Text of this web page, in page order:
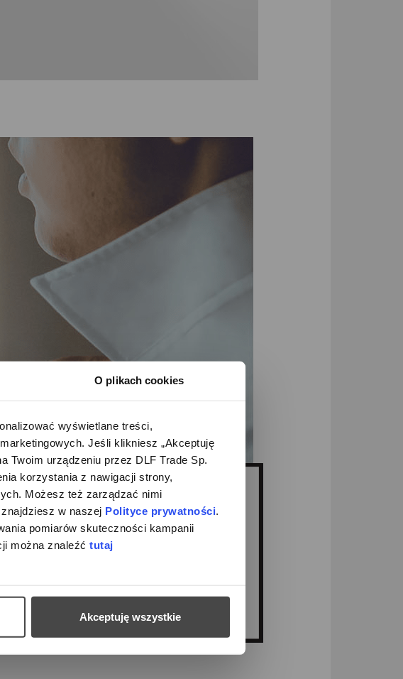
O plikach cookies
wyświetlane treści,
Jeśli klikniesz „Akceptuję
Twoim urządzeniu przez DLF Trade Sp.
korzystania z nawigacji strony,
Możesz też zarządzać nimi
w naszej Polityce prywatności
pomiarów skuteczności kampanii
można znaleźć tutaj
Akceptuję wszystkie